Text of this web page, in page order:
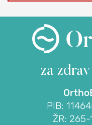
radijusa
lakta
(prelom
žbice)
(lateralni
za
PIB:
ŽR: